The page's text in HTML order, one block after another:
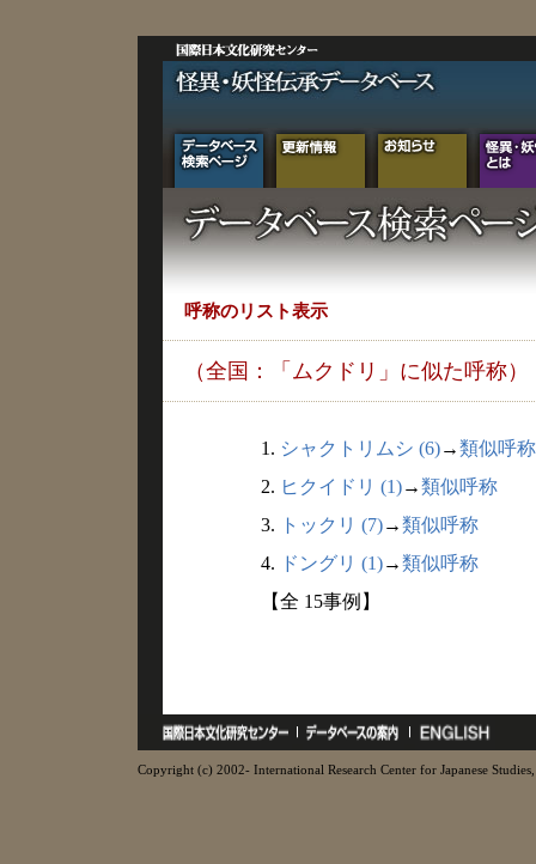
呼称のリスト表示
（全国：「ムクドリ」に似た呼称）
1. シャクトリムシ (6)→類似呼称
2. ヒクイドリ (1)→類似呼称
3.
トックリ (7)→類似呼称
4. ドングリ (1)→類似呼称
【全 15事例】
Copyright (c) 2002- International Research Center for Japanese